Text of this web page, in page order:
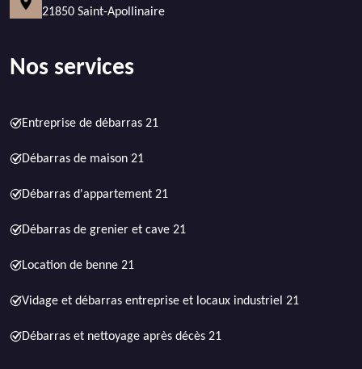
21850 Saint-Apollinaire
Nos services
Entreprise de débarras 21
Débarras de maison 21
Débarras d'appartement 21
Débarras de grenier et cave 21
Location de benne 21
Vidage et débarras entreprise et locaux industriel 21
Débarras et nettoyage après décès 21